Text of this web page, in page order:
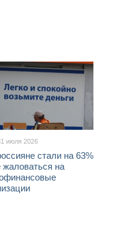
июля 2026
стали на 63%
на